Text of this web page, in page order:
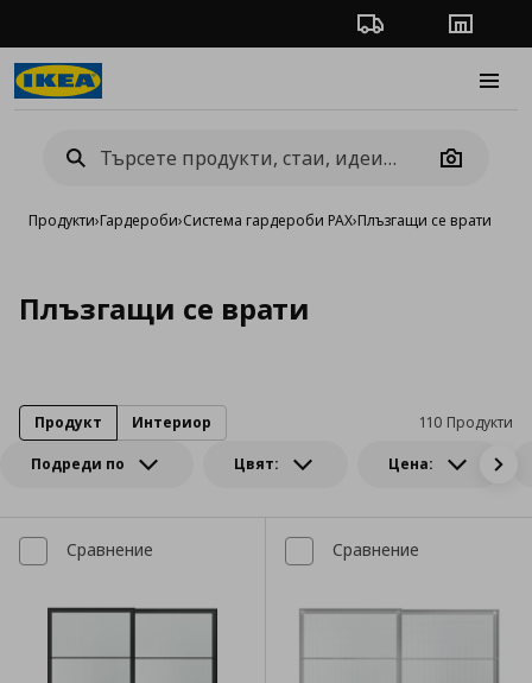
Проследяване на
Camera
Продукти›Гардероби›Система гардероби PAX›Плъзгащи се врати
Плъзгащи се врати
Подреди по Цвят: Цена:
110 Продукти
Продукт Интериор
Сравнение Сравнение